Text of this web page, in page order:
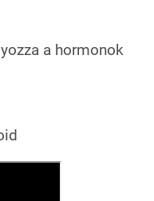
a hormonok